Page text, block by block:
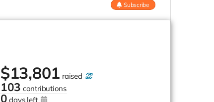
Subscribe
$13,801 raised
103 contributions
0 days left